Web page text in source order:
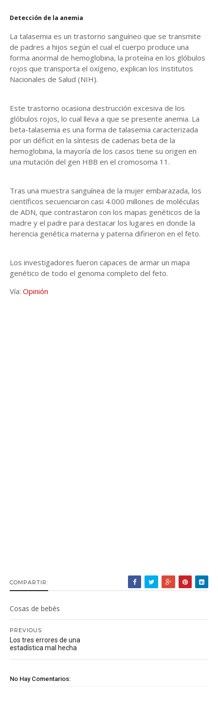
Detección de la anemia
La talasemia es un trastorno sanguíneo que se transmite
de padres a hijos según el cual el cuerpo produce una
forma anormal de hemoglobina, la proteína en los glóbulos
rojos que transporta el oxígeno, explican los Institutos
Nacionales de Salud (NIH).
Este trastorno ocasiona destrucción excesiva de los
glóbulos rojos, lo cual lleva a que se presente anemia. La
beta-talasemia es una forma de talasemia caracterizada
por un déficit en la síntesis de cadenas beta de la
hemoglobina, la mayoría de los casos tiene su origen en
una mutación del gen HBB en el cromosoma 11.
Tras una muestra sanguínea de la mujer embarazada, los
científicos secuenciaron casi 4.000 millones de moléculas
de ADN, que contrastaron con los mapas genéticos de la
madre y el padre para destacar los lugares en donde la
herencia genética materna y paterna difirieron en el feto.
Los investigadores fueron capaces de armar un mapa
genético de todo el genoma completo del feto.
Vía: Opinión
COMPARTIR:
Cosas de bebés
PREVIOUS
Los tres errores de una
estadística mal hecha
No Hay Comentarios: